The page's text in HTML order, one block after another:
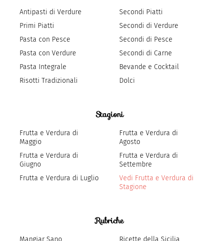
Antipasti di Verdure
Primi Piatti
Pasta con Pesce
Pasta con Verdure
Pasta Integrale
Risotti Tradizionali
Secondi Piatti
Secondi di Verdure
Secondi di Pesce
Secondi di Carne
Bevande e Cocktail
Dolci
Stagioni
Frutta e Verdura di
Maggio
Frutta e Verdura di
Giugno
Frutta e Verdura di Luglio
Frutta e Verdura di
Agosto
Frutta e Verdura di
Settembre
Vedi Frutta e Verdura di
Stagione
Rubriche
Mangiar Sano
Ricette della Sicilia